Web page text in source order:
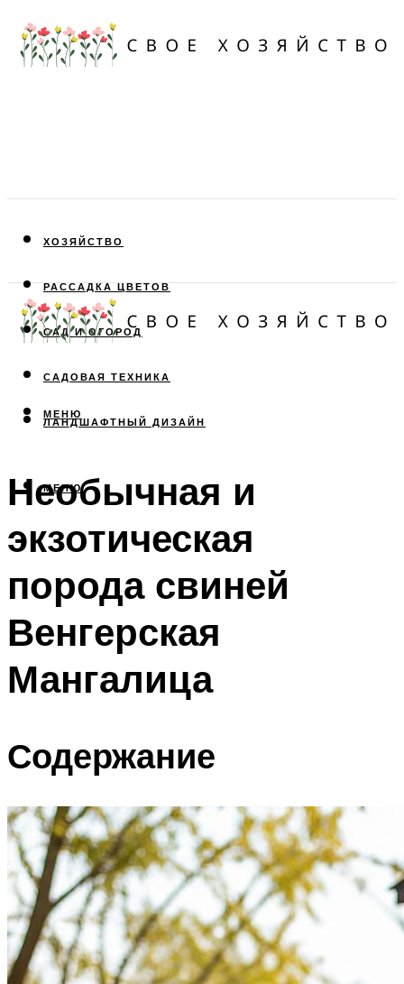
ХОЗЯЙСТВО
РАССАДКА ЦВЕТОВ
САД И ОГОРОД
САДОВАЯ ТЕХНИКА
ЛАНДШАФТНЫЙ ДИЗАЙН
МЕНЮ
МЕНЮ
Необычная и
экзотическая
порода свиней
Венгерская
Мангалица
Содержание